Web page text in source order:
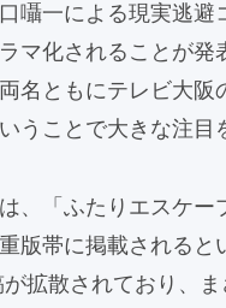
囁一による現実逃
マ化されることが
名ともにテレビ大
うことで大きな注目
、「ふたりエスケ
版帯に掲載される
拡散されており、